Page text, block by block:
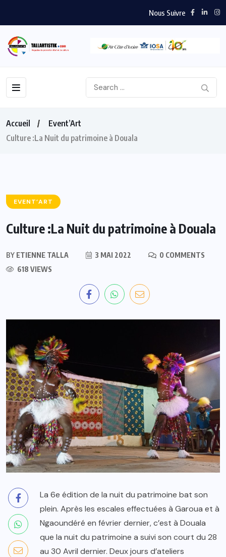
Nous Suivre
Accueil
Event’Art
Culture :La Nuit du patrimoine à Douala
EVENT’ART
Culture :La Nuit du patrimoine à Douala
BY ETIENNE TALLA 3 MAI 2022
0 COMMENTS
618 VIEWS
La 6e édition de la nuit du patrimoine bat son
plein. Après les escales effectuées à Garoua et à
Ngaoundéré en février dernier, c’est à Douala
que la nuit du patrimoine a suivi son court du 28
au 30 Avril dernier. Deux jours d’ateliers